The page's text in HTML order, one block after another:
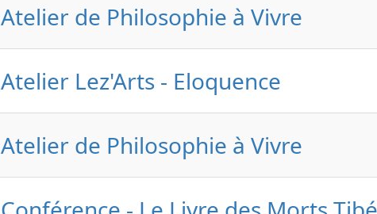
Atelier de Philosophie à Vivre
Atelier Lez'Arts - Eloquence
Atelier de Philosophie à Vivre